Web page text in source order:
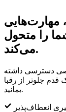
مهارت‌هایی
را متحول
می‌کند.
دسترسی داشته
قدم جلوتر از رقبا
بمانید.
انعطاف‌پذیر